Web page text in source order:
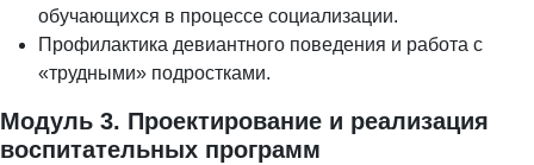
обучающихся в процессе социализации.
Профилактика девиантного поведения и работа с
«трудными» подростками.
Модуль 3. Проектирование и реализация
воспитательных программ